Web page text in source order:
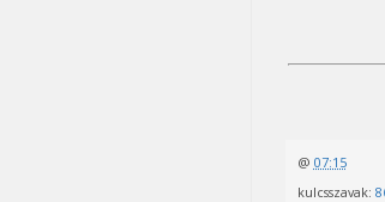
@ 07:15
kulcsszavak: